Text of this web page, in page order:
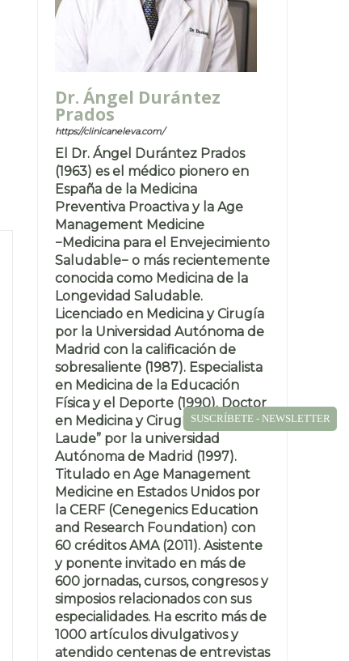
Dr. Ángel Durántez
Prados
https://clinicaneleva.com/
El Dr. Ángel Durántez Prados
(1963) es el médico pionero en
España de la Medicina
Preventiva Proactiva y la Age
Management Medicine
−Medicina para el Envejecimiento
Saludable− o más recientemente
conocida como Medicina de la
Longevidad Saludable.
Licenciado en Medicina y Cirugía
por la Universidad Autónoma de
Madrid con la calificación de
sobresaliente (1987). Especialista
en Medicina de la Educación
Física y el Deporte (1990). Doctor
en Medicina y Cirugía “Cum
Laude” por la universidad
Autónoma de Madrid (1997).
Titulado en Age Management
Medicine en Estados Unidos por
la CERF (Cenegenics Education
and Research Foundation) con
60 créditos AMA (2011). Asistente
y ponente invitado en más de
600 jornadas, cursos, congresos y
simposios relacionados con sus
especialidades. Ha escrito más de
1000 artículos divulgativos y
atendido centenas de entrevistas
SUSCRÍBETE - NEWSLETTER